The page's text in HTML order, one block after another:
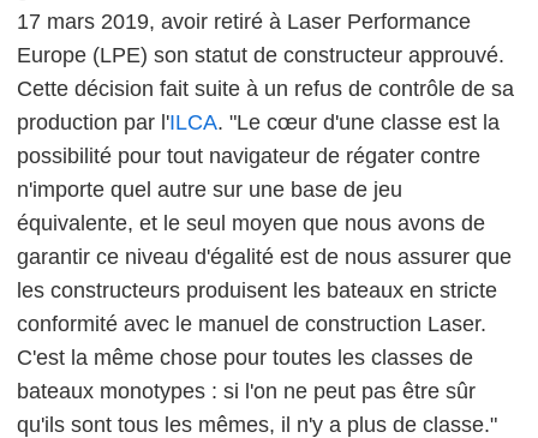
17 mars 2019, avoir retiré à Laser Performance
Europe (LPE) son statut de constructeur approuvé.
Cette décision fait suite à un refus de contrôle de sa
production par l'ILCA. "Le cœur d'une classe est la
possibilité pour tout navigateur de régater contre
n'importe quel autre sur une base de jeu
équivalente, et le seul moyen que nous avons de
garantir ce niveau d'égalité est de nous assurer que
les constructeurs produisent les bateaux en stricte
conformité avec le manuel de construction Laser.
C'est la même chose pour toutes les classes de
bateaux monotypes : si l'on ne peut pas être sûr
qu'ils sont tous les mêmes, il n'y a plus de classe."